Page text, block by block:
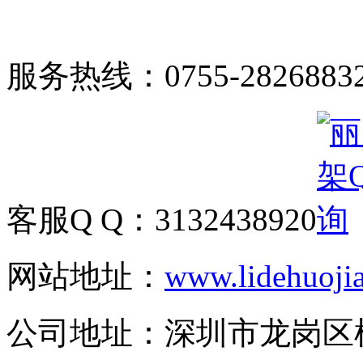
服务热线： 0755-
客服Q Q： 3132438920
网站地址：
公司地址： 深圳市龙岗